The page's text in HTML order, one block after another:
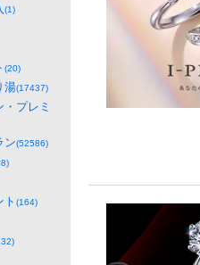
(1)
(20)
湯(17437)
プレミ
ン(52586)
ト (164)